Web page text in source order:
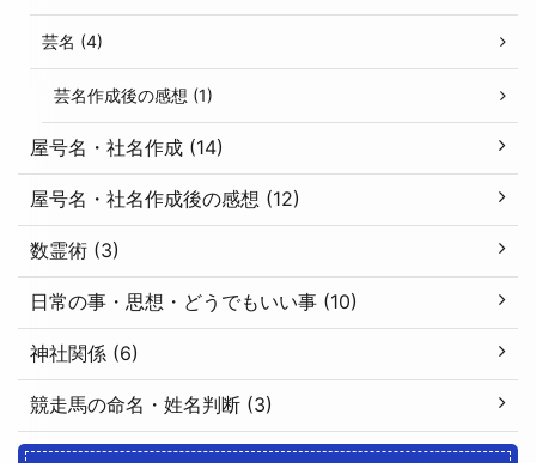
芸名 (4)
芸名作成後の感想 (1)
屋号名・社名作成 (14)
屋号名・社名作成後の感想 (12)
数霊術 (3)
日常の事・思想・どうでもいい事 (10)
神社関係 (6)
競走馬の命名・姓名判断 (3)